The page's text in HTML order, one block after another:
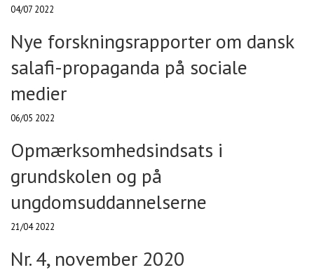
04/07 2022
Nye forskningsrapporter om dansk
salafi-propaganda på sociale
medier
06/05 2022
Opmærksomhedsindsats i
grundskolen og på
ungdomsuddannelserne
21/04 2022
Nr. 4, november 2020